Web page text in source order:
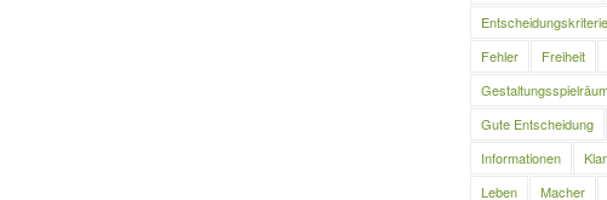
Fehler
Freiheit
Gute Entscheidung
Informationen
Leben
Macher